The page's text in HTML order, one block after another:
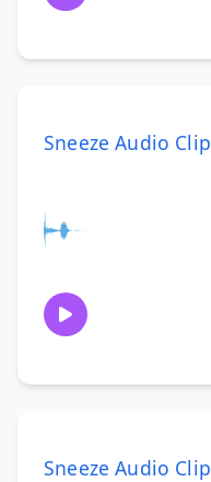
Sneeze Audio Clip
Sneeze Audio Clip